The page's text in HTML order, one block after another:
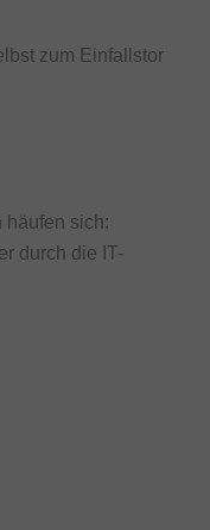
zum Einfallstor
häufen sich:
durch die IT-